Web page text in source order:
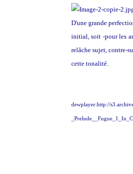
D'une grande
initial, soit -pour les
relâche sujet, contre-
cette tonalité.
dewplayer:http://